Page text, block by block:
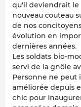
qu'il deviendrait
nouveau couteau
de nos
évolution en
dernières années.
Les soldats bio-
servi de la gnôle
Personne ne peut
améliorée depuis
chic pour